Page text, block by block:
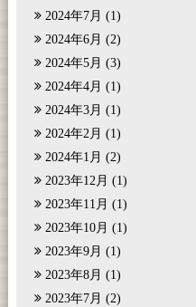
2024年7月 (1)
2024年6月 (2)
2024年5月 (3)
2024年4月 (1)
2024年3月 (1)
2024年2月 (1)
2024年1月 (2)
2023年12月 (1)
2023年11月 (1)
2023年10月 (1)
2023年9月 (1)
2023年8月 (1)
2023年7月 (2)